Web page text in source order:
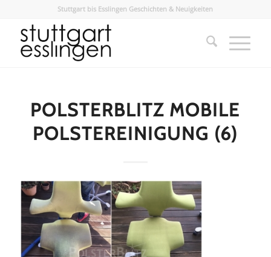
Stuttgart bis Esslingen Geschichten & Neuigkeiten
POLSTERBLITZ MOBILE
POLSTEREINIGUNG (6)